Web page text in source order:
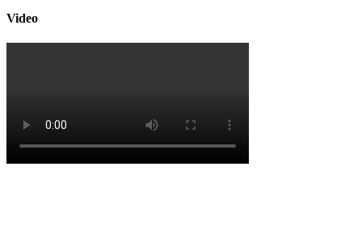
Video